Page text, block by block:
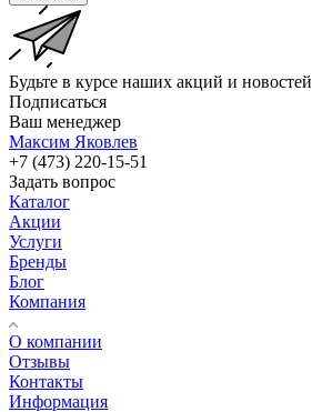
Будьте в курсе наших акций и новостей
Подписаться
Ваш менеджер
Максим Яковлев
+7 (473) 220-15-51
Задать вопрос
Каталог
Акции
Услуги
Бренды
Блог
Компания
О компании
Отзывы
Контакты
Информация